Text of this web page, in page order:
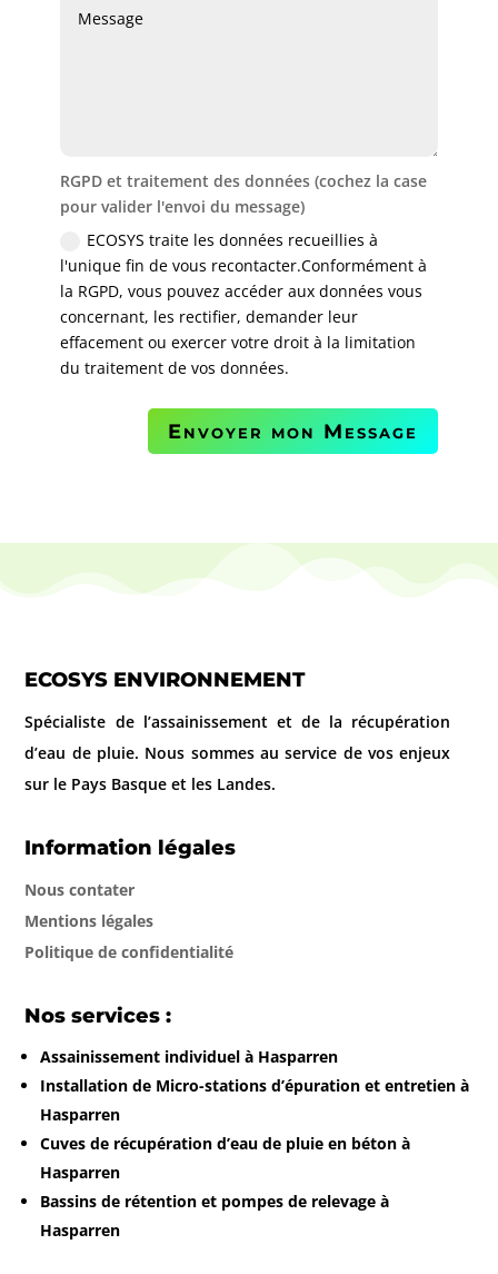
RGPD et traitement des données (cochez la case
pour valider l'envoi du message)
ECOSYS traite les données recueillies à
l'unique fin de vous recontacter.Conformément à
la RGPD, vous pouvez accéder aux données vous
concernant, les rectifier, demander leur
effacement ou exercer votre droit à la limitation
du traitement de vos données.
Envoyer mon Message
ECOSYS ENVIRONNEMENT
Spécialiste de l’assainissement et de la récupération
d’eau de pluie. Nous sommes au service de vos enjeux
sur le Pays Basque et les Landes.
Information légales
Nous contater
Mentions légales
Politique de confidentialité
Nos services :
Assainissement individuel à Hasparren
Installation de Micro-stations d’épuration et entretien à
Hasparren
Cuves de récupération d’eau de pluie en béton à
Hasparren
Bassins de rétention et pompes de relevage à
Hasparren